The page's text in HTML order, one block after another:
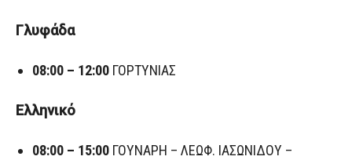
Γλυφάδα
08:00 – 12:00 ΓΟΡΤΥΝΙΑΣ
Ελληνικό
08:00 – 15:00 ΓΟΥΝΑΡΗ – ΛΕΩΦ. ΙΑΣΩΝΙΔΟΥ –